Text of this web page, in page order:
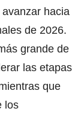
hacia
de 2026.
grande de
las etapas
que
los